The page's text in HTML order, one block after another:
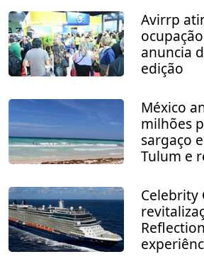
Avirrp
anuncia
edição
México
milhões
sargaço
Tulum e
Celebrity